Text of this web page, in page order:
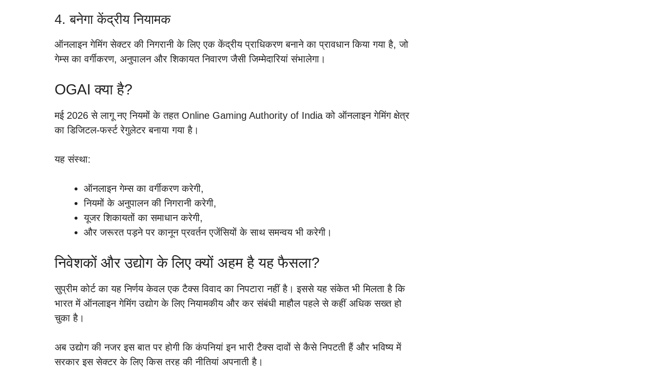
4. बनेगा केंद्रीय नियामक
ऑनलाइन गेमिंग सेक्टर की निगरानी के लिए एक केंद्रीय प्राधिकरण बनाने का प्रावधान किया गया है, जो
गेम्स का वर्गीकरण, अनुपालन और शिकायत निवारण जैसी जिम्मेदारियां संभालेगा।
OGAI क्या है?
मई 2026 से लागू नए नियमों के तहत Online Gaming Authority of India को ऑनलाइन गेमिंग क्षेत्र
का डिजिटल-फर्स्ट रेगुलेटर बनाया गया है।
यह संस्था:
ऑनलाइन गेम्स का वर्गीकरण करेगी,
नियमों के अनुपालन की निगरानी करेगी,
यूजर शिकायतों का समाधान करेगी,
और जरूरत पड़ने पर कानून प्रवर्तन एजेंसियों के साथ समन्वय भी करेगी।
निवेशकों और उद्योग के लिए क्यों अहम है यह फैसला?
सुप्रीम कोर्ट का यह निर्णय केवल एक टैक्स विवाद का निपटारा नहीं है। इससे यह संकेत भी मिलता है कि
भारत में ऑनलाइन गेमिंग उद्योग के लिए नियामकीय और कर संबंधी माहौल पहले से कहीं अधिक सख्त हो
चुका है।
अब उद्योग की नजर इस बात पर होगी कि कंपनियां इन भारी टैक्स दावों से कैसे निपटती हैं और भविष्य में
सरकार इस सेक्टर के लिए किस तरह की नीतियां अपनाती है।